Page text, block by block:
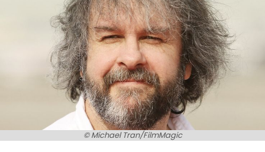
© Michael Tran/FilmMagic